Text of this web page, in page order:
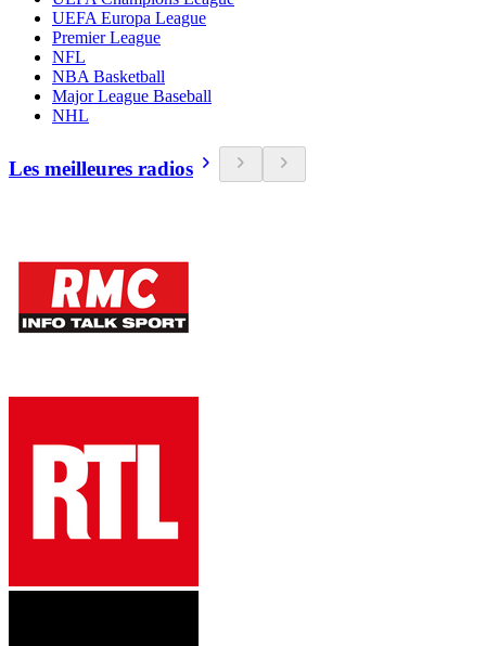
UEFA Europa League
Premier League
NFL
NBA Basketball
Major League Baseball
NHL
Les meilleures radios